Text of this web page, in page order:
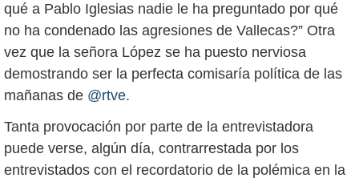
qué a Pablo Iglesias nadie le ha preguntado por qué
no ha condenado las agresiones de Vallecas?” Otra
vez que la señora López se ha puesto nerviosa
demostrando ser la perfecta comisaría política de las
mañanas de @rtve.
Tanta provocación por parte de la entrevistadora
puede verse, algún día, contrarrestada por los
entrevistados con el recordatorio de la polémica en la